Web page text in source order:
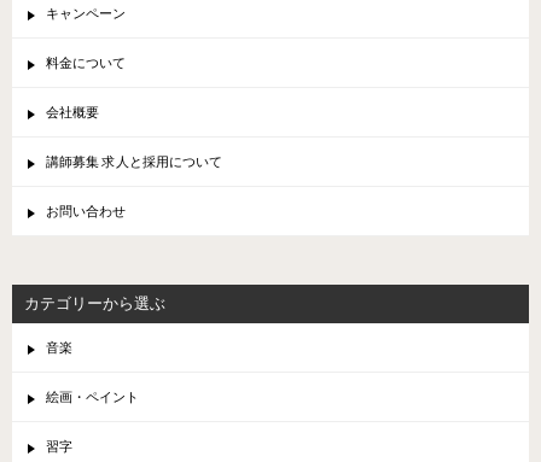
キャンペーン
料金について
会社概要
講師募集 求人と採用について
お問い合わせ
カテゴリーから選ぶ
音楽
絵画・ペイント
習字